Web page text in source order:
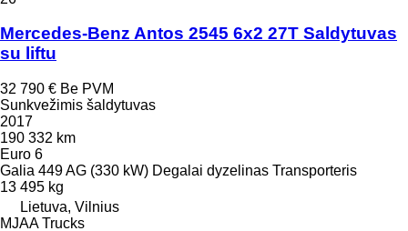
Mercedes-Benz Antos 2545 6x2 27T Saldytuvas
su liftu
32 790 € Be PVM
Sunkvežimis šaldytuvas
2017
190 332 km
Euro 6
Galia 449 AG (330 kW) Degalai dyzelinas Transporteris
13 495 kg
Lietuva, Vilnius
MJAA Trucks